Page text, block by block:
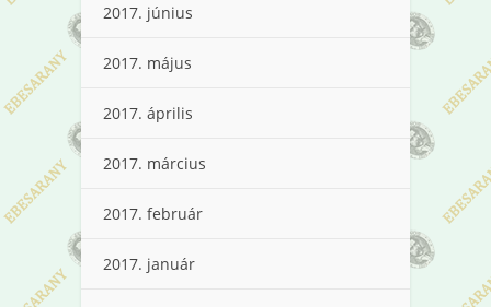
2017. június
2017. május
2017. április
2017. március
2017. február
2017. január